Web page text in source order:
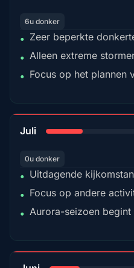
6u donker
• Zeer beperkte
• Alleen extreme
• Focus op het plannen
Juli
0u donker
• Uitdagende
• Focus op andere
• Aurora-seizoen begint